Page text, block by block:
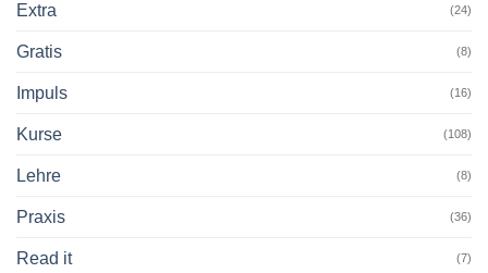
Extra (24)
Gratis (8)
Impuls (16)
Kurse (108)
Lehre (8)
Praxis (36)
Read it (7)